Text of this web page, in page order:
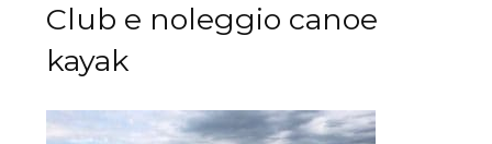
Club e noleggio canoe
kayak